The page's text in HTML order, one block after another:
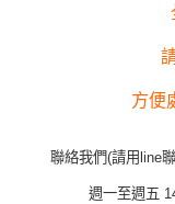
方便
聯絡我們(請用line
週一至週五